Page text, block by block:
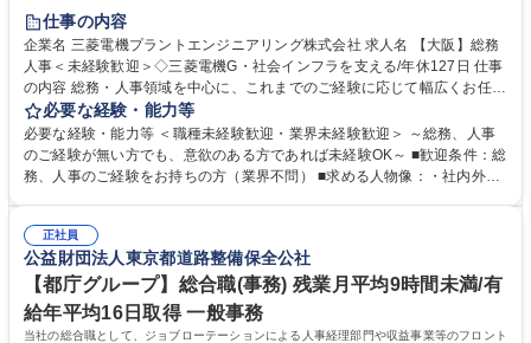
退職金あり
駅近5分以内
土日祝休み 服装自由 寮・社宅あり 食事補助あり
仕事の内容
企業名 三菱電機プラントエンジニアリング株式会社 求人名 【大阪】総務
人事＜未経験歓迎＞◇三菱電機G・社会インフラを支える/年休127日 仕事
の内容 総務・人事領域を中心に、これまでのご経験に応じて幅広くお任せ
します。 ＜具体的には＞ ・総務/人事労務（給与・社保・勤怠管理など）
・採用・教育研修 ・福利厚生運用 など ※基本的には事務所勤務ですが、
採用や教育等の業務内容により、関西圏以外への日帰り・宿泊を伴う国内
出張もございます。 ※担当業務を持ちつつ、お互いに助け合いながら、総
必要な経験・能力等
必要な経験・能力等 ＜職種未経験歓迎・業界未経験歓迎＞ ～総務、人事
のご経験が無い方でも、意欲のある方であれば未経験OK～ ■歓迎条件：総
務、人事のご経験をお持ちの方（業界不問） ■求める人物像：・社内外の
正社員
公益財団法人東京都道路整備保全公社
【都庁グループ】総合職(事務) 残業月平均9時間未満/有
給年平均16日取得 一般事務
当社の総合職として、ジョブローテーションによる人事経理部門や収益事業等のフロント